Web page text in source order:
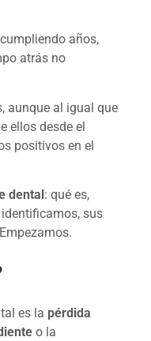
años,
atrás no
aunque al igual que
ellos desde el
positivos en el
dental: qué es,
sus
es la pérdida
o la